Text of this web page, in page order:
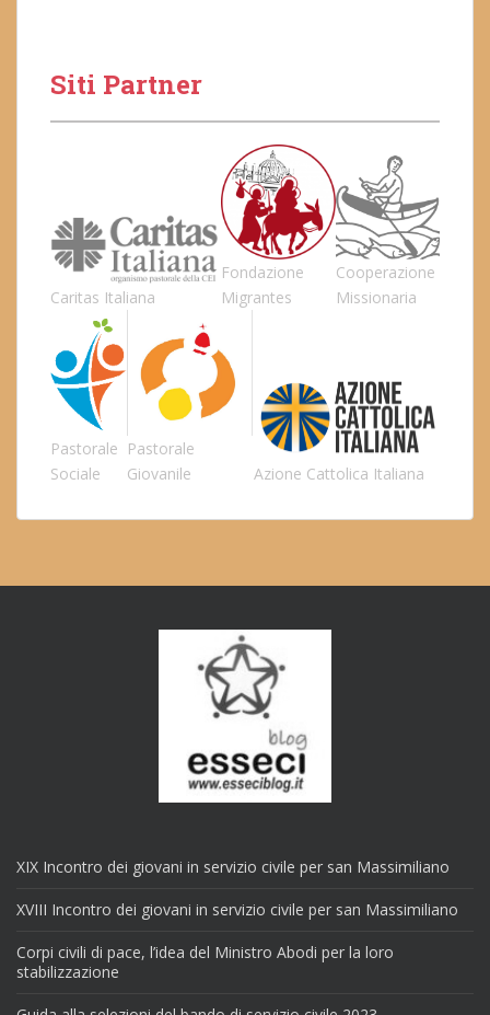
Siti Partner
Caritas Italiana
Fondazione
Migrantes
Cooperazione
Missionaria
Pastorale
Sociale
Pastorale
Giovanile
Azione Cattolica Italiana
XIX Incontro dei giovani in servizio civile per san Massimiliano
XVIII Incontro dei giovani in servizio civile per san Massimiliano
Corpi civili di pace, l’idea del Ministro Abodi per la loro
stabilizzazione